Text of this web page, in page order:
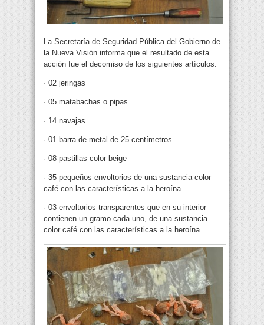
La Secretaría de Seguridad Pública del Gobierno de
la Nueva Visión informa que el resultado de esta
acción fue el decomiso de los siguientes artículos:
· 02 jeringas
· 05 matabachas o pipas
· 14 navajas
· 01 barra de metal de 25 centímetros
· 08 pastillas color beige
· 35 pequeños envoltorios de una sustancia color
café con las características a la heroína
· 03 envoltorios transparentes que en su interior
contienen un gramo cada uno, de una sustancia
color café con las características a la heroína